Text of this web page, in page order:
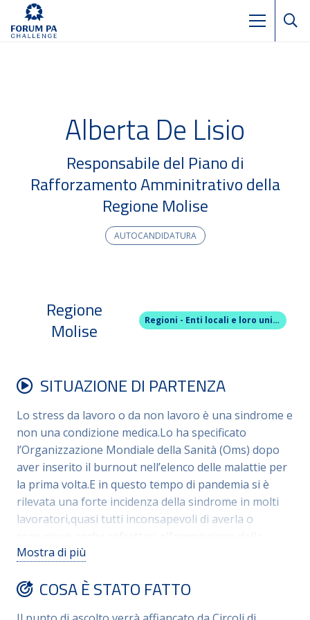
Alberta De Lisio
Responsabile del Piano di
Rafforzamento Amminitrativo della
Regione Molise
AUTOCANDIDATURA
Regione
Molise
Regioni - Enti locali e loro unioni
SITUAZIONE DI PARTENZA
Lo stress da lavoro o da non lavoro è una sindrome e
non una condizione medica.Lo ha specificato
l’Organizzazione Mondiale della Sanità (Oms) dopo
aver inserito il burnout nell’elenco delle malattie per
la prima volta.E in questo tempo di pandemia si è
rilevata una forte incidenza della sindrome in molti
lavoratori,quasi tutti inconsapevoli di averla o
stessa.In alcuni di loro poi è stata individuata la cd
distinguere tra la sfera lavorativa e la sfera della vita
Mostra di più
COSA È STATO FATTO